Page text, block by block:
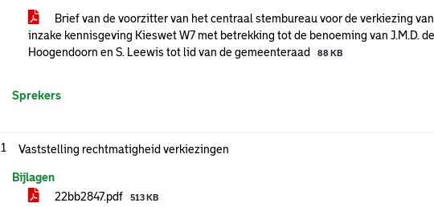
Brief van de voorzitter van het centraal stembureau voor de verkiezing
inzake kennisgeving Kieswet W7 met betrekking tot de benoeming van J.M.D. de
Hoogendoorn en S. Leewis tot lid van de gemeenteraad
88 KB
Sprekers
Vaststelling rechtmatigheid verkiezingen
Bijlagen
22bb2847.pdf
513 KB